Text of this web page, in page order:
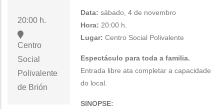
20:00 h.
Centro
Social
Polivalente
de Brión
Data: sábado, 4 de novembro
Hora: 20:00 h.
Lugar:Centro Social Polivalente
Espectáculo para toda a familia.
Entrada libre ata completar a capacidade
do local.
SINOPSE: